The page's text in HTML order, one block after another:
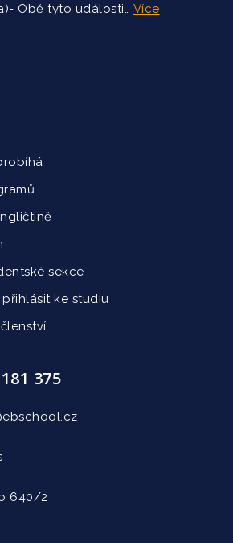
Obě tyto události… Více
sekce
ke studiu
375
640/2